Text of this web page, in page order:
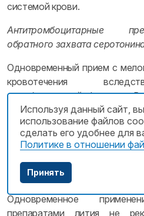
системой крови.
Антитромбоцитарные
обратного захвата
Одновременный прием с
кровотечения
тромбоцитарной функции. В
применения необходим
свертывающей системой
Препараты лития
НПВП повышают
посредством уменьшения
Одновременное
препаратами лития не
Используя данный сайт,
использование файлов
сделать его удобнее для
Политике в отношении
Принять